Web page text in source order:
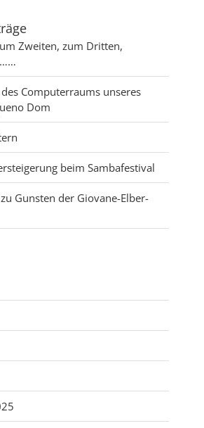
Zweiten, zum Dritten,
Computerraums unseres
Dom
beim Sambafestival
Gunsten der Giovane-Elber-